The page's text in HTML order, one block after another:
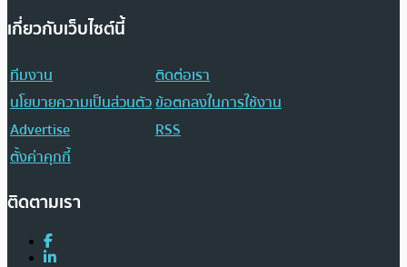
เกี่ยวกับเว็บไซต์นี้
ทีมงาน
ติดต่อเรา
นโยบายความเป็นส่วนตัวข้อตกลงในการใช้งาน
Advertise
RSS
ตั้งค่าคุกกี้
ติดตามเรา